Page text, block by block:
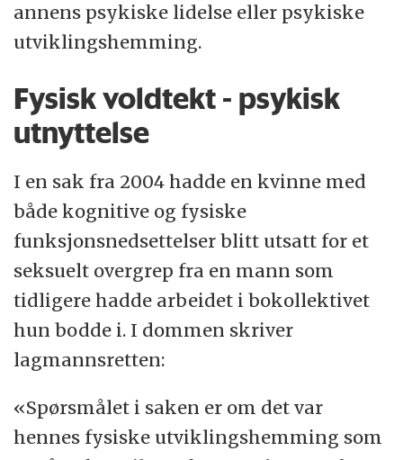
annens psykiske lidelse eller psykiske
utviklingshemming.
Fysisk voldtekt - psykisk
utnyttelse
I en sak fra 2004 hadde en kvinne med
både kognitive og fysiske
funksjonsnedsettelser blitt utsatt for et
seksuelt overgrep fra en mann som
tidligere hadde arbeidet i bokollektivet
hun bodde i. I dommen skriver
lagmannsretten:
«Spørsmålet i saken er om det var
hennes fysiske utviklingshemming som